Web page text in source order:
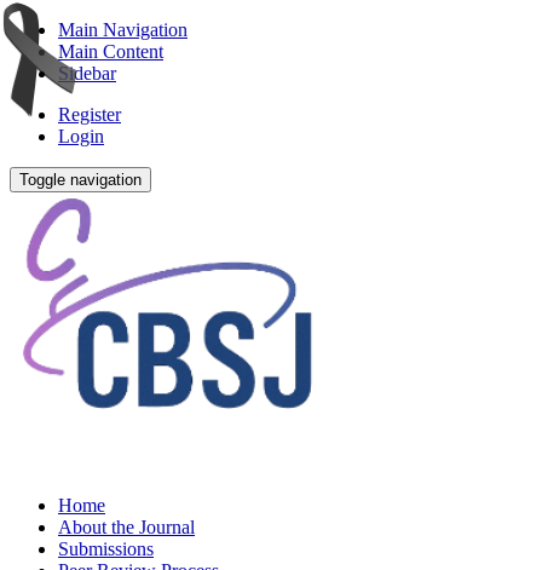
Main Navigation
Main Content
Sidebar
Register
Login
Toggle navigation
Home
About the Journal
Submissions